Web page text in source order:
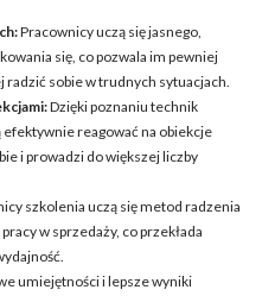
Pracownicy uczą się jasnego,
się, co pozwala im pewniej
sobie w trudnych sytuacjach.
Dzięki poznaniu technik
reagować na obiekcje
i prowadzi do większej liczby
szkolenia uczą się metod radzenia
w sprzedaży, co przekłada
umiejętności i lepsze wyniki